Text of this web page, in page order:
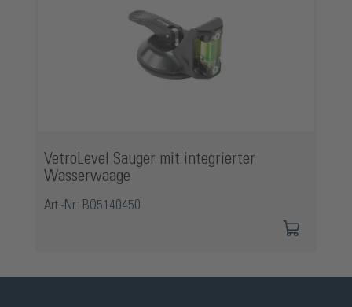
VetroLevel Sauger mit integrierter
Wasserwaage
Art.-Nr.: BO5140450